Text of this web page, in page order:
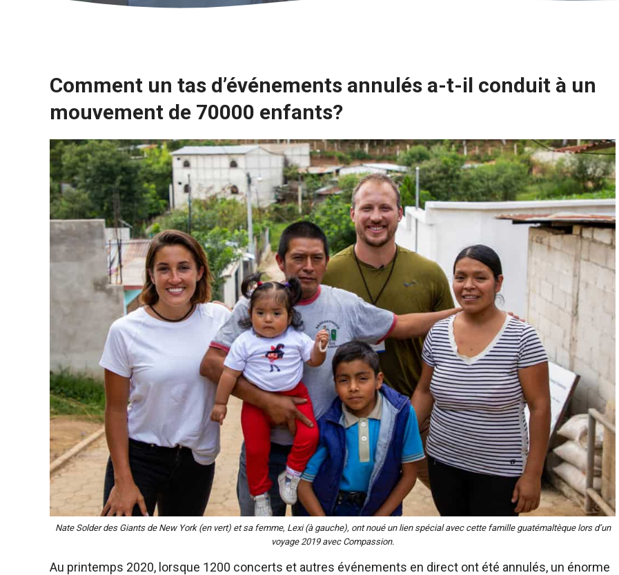
Comment un tas d’événements annulés a-t-il conduit à un
mouvement de 70000 enfants?
Nate Solder des Giants de New York (en vert) et sa femme, Lexi (à gauche), ont noué un lien spécial avec cette famille guatémaltèque lors d’un
voyage 2019 avec Compassion.
Au printemps 2020, lorsque 1200 concerts et autres événements en direct ont été annulés, un énorme